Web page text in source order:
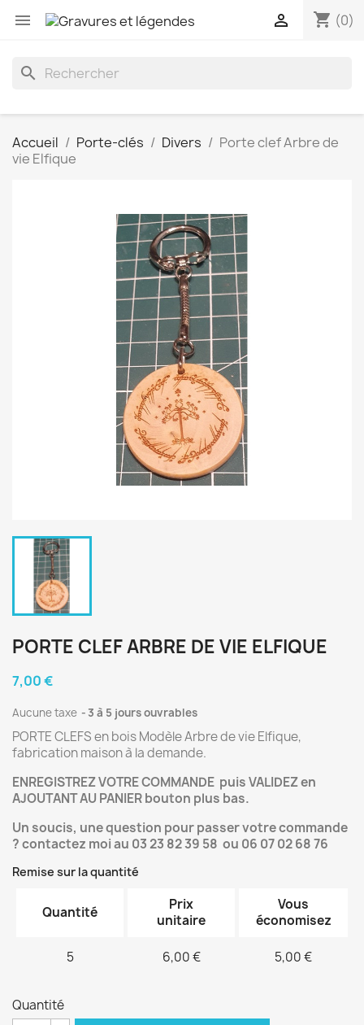
 shopping_cart (0)

search
Accueil Porte-clés Divers
Porte clef Arbre de
vie Elfique
PORTE CLEF ARBRE DE VIE ELFIQUE
7,00 €
Aucune taxe 3 à 5 jours ouvrables
PORTE CLEFS en bois Modèle Arbre de vie Elfique,
fabrication maison à la demande.
ENREGISTREZ VOTRE COMMANDE puis VALIDEZ en
AJOUTANT AU PANIER bouton plus bas.
Un soucis, une question pour passer votre commande
? contactez moi au 03 23 82 39 58 ou 06 07 02 68 76
Remise sur la quantité
Quantité
Prix
unitaire
Vous
économisez
5 6,00 € 5,00 €
Quantité